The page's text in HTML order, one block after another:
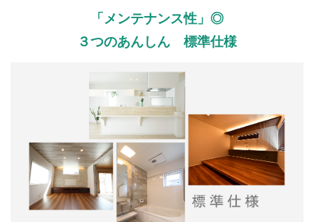
「メンテナンス性」◎
３つのあんしん 標準仕様